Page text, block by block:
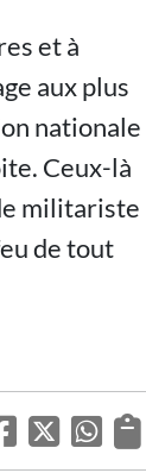
et à
aux plus
nationale
Ceux-là
militariste
de tout